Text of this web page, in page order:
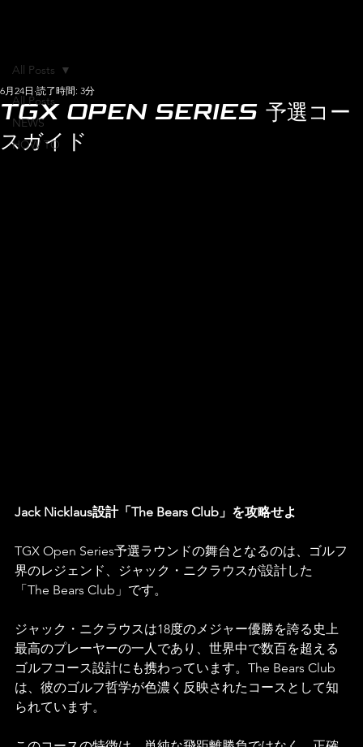
All Posts
NEWS
HOW TO
All Posts
TGX OPEN SERIES 予選コー
スガイド
6月24日 読了時間: 3分
Jack Nicklaus設計「The Bears Club」を攻略せよ
TGX Open Series予選ラウンドの舞台となるのは、ゴルフ
界のレジェンド、ジャック・ニクラウスが設計した
「The Bears Club」です。
ジャック・ニクラウスは18度のメジャー優勝を誇る史上
最高のプレーヤーの一人であり、世界中で数百を超える
ゴルフコース設計にも携わっています。The Bears Club
は、彼のゴルフ哲学が色濃く反映されたコースとして知
られています。